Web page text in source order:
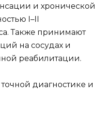
и хронической
I–II
Также принимают
на сосудах и
реабилитации.
диагностике и